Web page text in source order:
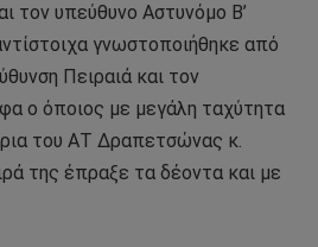
τον υπεύθυνο Αστυνόμο Β’
γνωστοποιήθηκε από
Πειραιά και τον
ο όποιος με μεγάλη ταχύτητα
του ΑΤ Δραπετσώνας κ.
της έπραξε τα δέοντα και με